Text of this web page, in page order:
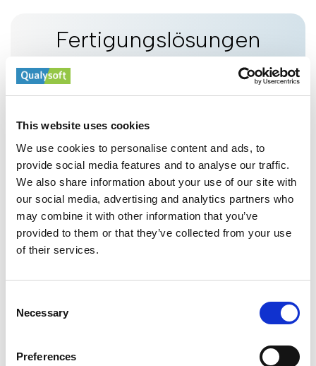
This website uses cookies
We use cookies to personalise content and ads, to
provide social media features and to analyse our traffic.
We also share information about your use of our site with
our social media, advertising and analytics partners who
may combine it with other information that you’ve
provided to them or that they’ve collected from your use
of their services.
Selection
Necessary
Preferences
Fertigungslösungen
Vorausschauende Wartung
Reduzieren Sie Reparaturkosten, erhöhen Sie die
Verfügbarkeit und verlängern Sie die Asset-
Lebensdauer mit datengetriebener Instandhaltung.
KI prognostiziert Nachfrage, dimensioniert Bestände
passend und senkt Supply-Chain-Kosten.